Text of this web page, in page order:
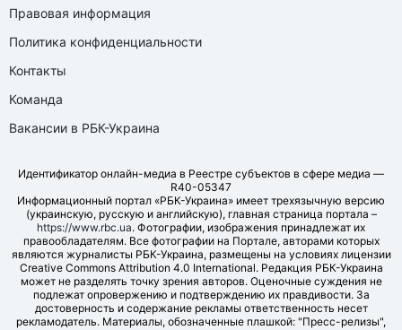
Правовая информация
Политика конфиденциальности
Контакты
Команда
Вакансии в РБК-Украина
Идентификатор онлайн-медиа в Реестре субъектов в сфере медиа —
R40-05347
Информационный портал «РБК-Украина» имеет трехязычную версию
(украинскую, русскую и английскую), главная страница портала –
https://www.rbc.ua. Фотографии, изображения принадлежат их
правообладателям. Все фотографии на Портале, авторами которых
являются журналисты РБК-Украина, размещены на условиях лицензии
Creative Commons Attribution 4.0 International. Редакция РБК-Украина
может не разделять точку зрения авторов. Оценочные суждения не
подлежат опровержению и подтверждению их правдивости. За
достоверность и содержание рекламы ответственность несет
рекламодатель. Материалы, обозначенные плашкой: "Пресс-релизы",